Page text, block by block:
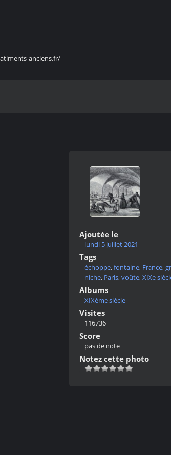
anciens.fr/
Ajoutée le
lundi 5 juillet 2021
Tags
échoppe,fontaine, France,
niche, Paris,voûte,XIXe
Albums
XIXème siècle
Visites
116736
Score
pas de note
Notez cette photo